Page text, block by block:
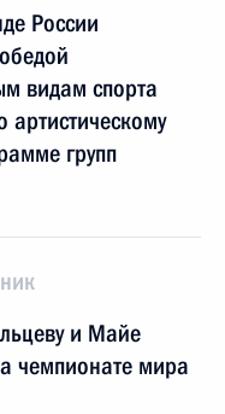
России
видам спорта
групп
и Майе
чемпионате мира